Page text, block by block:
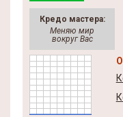
Кредо мастера:
Меняю мир
вокруг Вас